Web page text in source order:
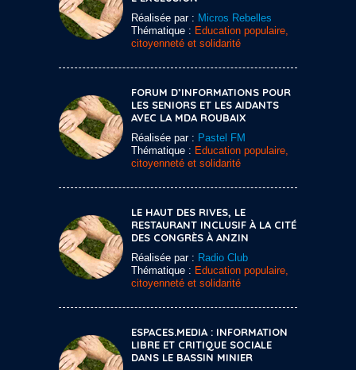
Réalisée par : Micros Rebelles
Thématique : Education populaire,
citoyenneté et solidarité
FORUM D’INFORMATIONS POUR
LES SENIORS ET LES AIDANTS
AVEC LA MDA ROUBAIX
Réalisée par : Pastel FM
Thématique : Education populaire,
citoyenneté et solidarité
LE HAUT DES RIVES, LE
RESTAURANT INCLUSIF À LA CITÉ
DES CONGRÈS À ANZIN
Réalisée par : Radio Club
Thématique : Education populaire,
citoyenneté et solidarité
ESPACES.MEDIA : INFORMATION
LIBRE ET CRITIQUE SOCIALE
DANS LE BASSIN MINIER